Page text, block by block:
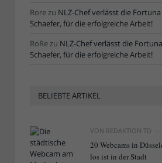
Rorezu NLZ-Chef verlässt die
Schaefer, für die erfolgreiche Arbeit!
RoRezu NLZ-Chef verlässt die
Schaefer, für die erfolgreiche Arbeit!
BELIEBTE ARTIKEL
VON REDAKTION TD
20 Webcams in
los ist in der Stadt